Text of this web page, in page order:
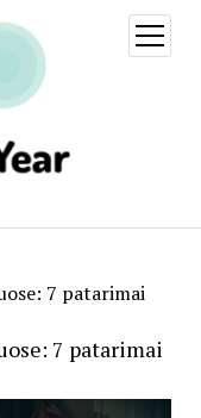
open
menu
7 patarimai
7 patarimai